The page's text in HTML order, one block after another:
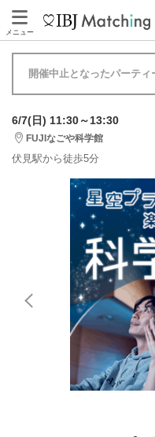
メニュー
開催中止となったパーティ
6/7(日) 11:30～13:30
FUJIなごや科学館
伏見駅から徒歩5分